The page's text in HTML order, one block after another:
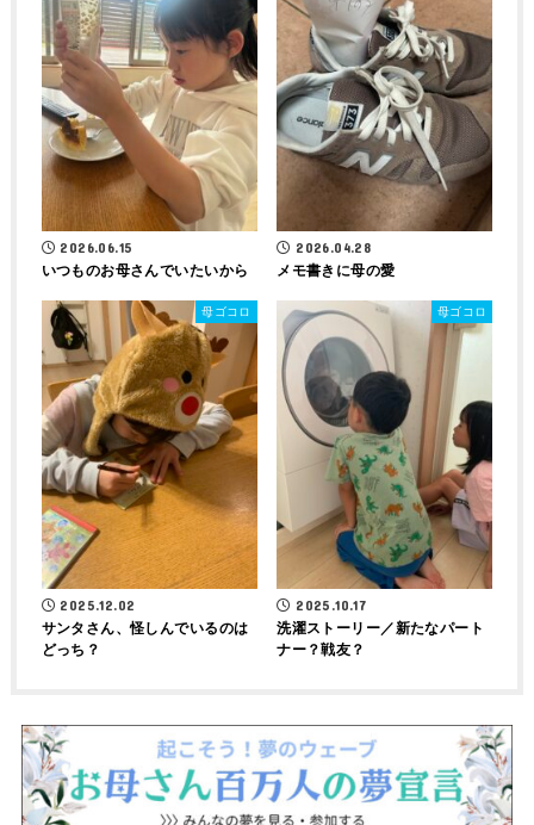
2026.06.15
いつものお母さんでいたいから
2026.04.28
メモ書きに母の愛
母ゴコロ
2025.12.02
サンタさん、怪しんでいるのは
どっち？
母ゴコロ
2025.10.17
洗濯ストーリー／新たなパート
ナー？戦友？